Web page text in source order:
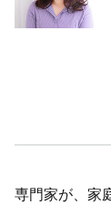
専門家が、家